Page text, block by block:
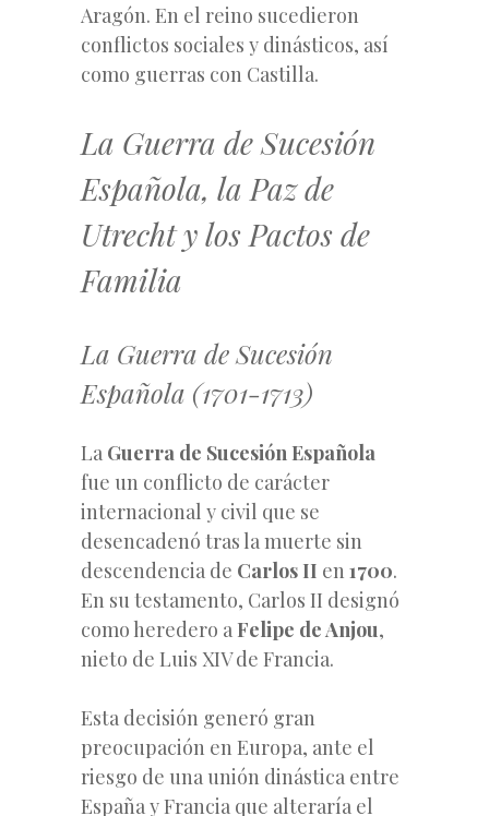
Aragón. En el reino sucedieron
conflictos sociales y dinásticos, así
como guerras con Castilla.
La Guerra de Sucesión
Española, la Paz de
Utrecht y los Pactos de
Familia
La Guerra de Sucesión
Española (1701-1713)
La Guerra de Sucesión Española
fue un conflicto de carácter
internacional y civil que se
desencadenó tras la muerte sin
descendencia de Carlos II en 1700.
En su testamento, Carlos II designó
como heredero a Felipe de Anjou,
nieto de Luis XIV de Francia.
Esta decisión generó gran
preocupación en Europa, ante el
riesgo de una unión dinástica entre
España y Francia que alteraría el